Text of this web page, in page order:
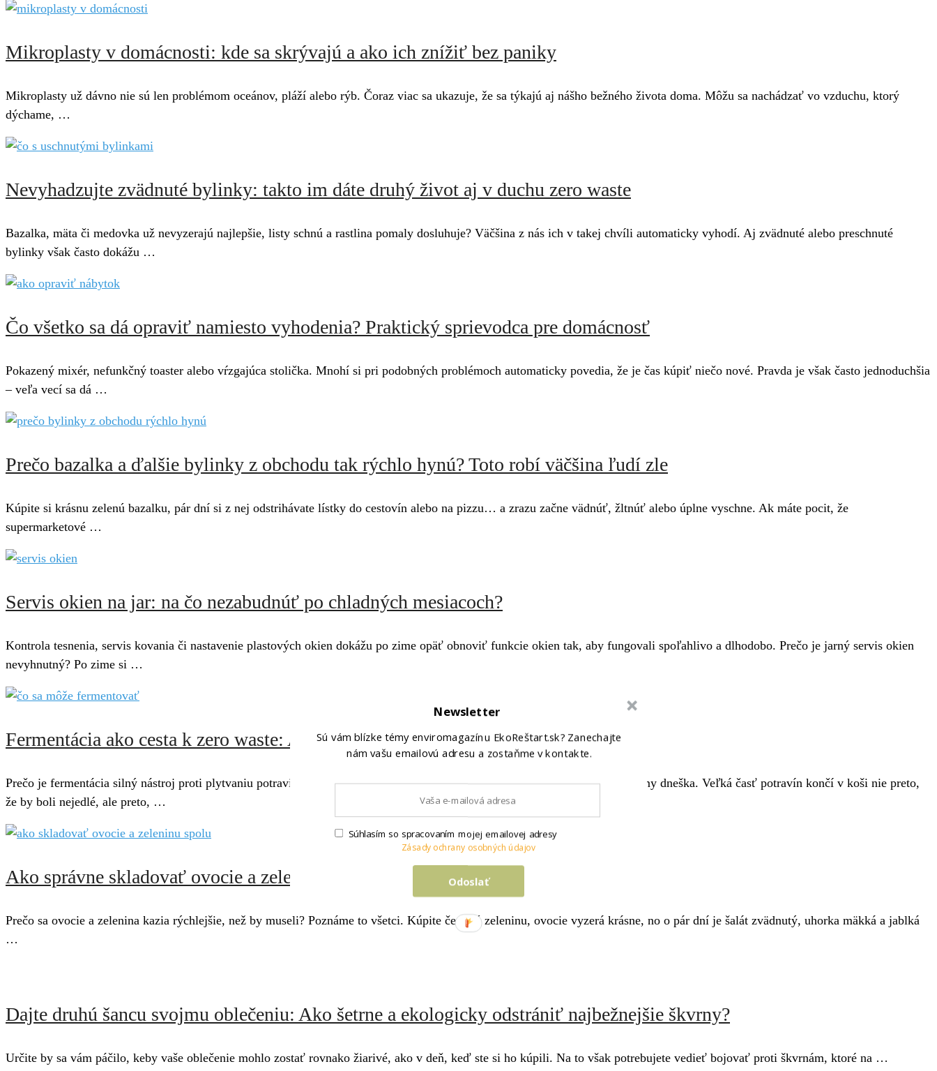
Mikroplasty v domácnosti: kde sa skrývajú a ako ich znížiť bez paniky
Mikroplasty už dávno nie sú len problémom oceánov, pláží alebo rýb. Čoraz viac sa ukazuje, že sa týkajú aj nášho bežného života doma. Môžu sa nachádzať vo vzduchu, ktorý
dýchame, …
Nevyhadzujte zvädnuté bylinky: takto im dáte druhý život aj v duchu zero waste
Bazalka, mäta či medovka už nevyzerajú najlepšie, listy schnú a rastlina pomaly dosluhuje? Väčšina z nás ich v takej chvíli automaticky vyhodí. Aj zvädnuté alebo preschnuté
bylinky však často dokážu …
Čo všetko sa dá opraviť namiesto vyhodenia? Praktický sprievodca pre domácnosť
Pokazený mixér, nefunkčný toaster alebo vŕzgajúca stolička. Mnohí si pri podobných problémoch automaticky povedia, že je čas kúpiť niečo nové. Pravda je však často jednoduchšia
– veľa vecí sa dá …
Prečo bazalka a ďalšie bylinky z obchodu tak rýchlo hynú? Toto robí väčšina ľudí zle
Kúpite si krásnu zelenú bazalku, pár dní si z nej odstrihávate lístky do cestovín alebo na pizzu… a zrazu začne vädnúť, žltnúť alebo úplne vyschne. Ak máte pocit, že
supermarketové …
Servis okien na jar: na čo nezabudnúť po chladných mesiacoch?
Kontrola tesnenia, servis kovania či nastavenie plastových okien dokážu po zime opäť obnoviť funkcie okien tak, aby fungovali spoľahlivo a dlhodobo. Prečo je jarný servis okien
nevyhnutný? Po zime si …
Fermentácia ako cesta k zero waste: Ako zachrániť potraviny pred vyhodením
Prečo je fermentácia silný nástroj proti plytvaniu potravinami Plytvanie jedlom patrí medzi najväčšie environmentálne problémy dneška. Veľká časť potravín končí v koši nie preto,
že by boli nejedlé, ale preto, …
Ako správne skladovať ovocie a zeleninu: Čo patrí spolu a čo sa navzájom kazí
Prečo sa ovocie a zelenina kazia rýchlejšie, než by museli? Poznáme to všetci. Kúpite čerstvú zeleninu, ovocie vyzerá krásne, no o pár dní je šalát zvädnutý, uhorka mäkká a jablká
…
Dajte druhú šancu svojmu oblečeniu: Ako šetrne a ekologicky odstrániť najbežnejšie škvrny?
Určite by sa vám páčilo, keby vaše oblečenie mohlo zostať rovnako žiarivé, ako v deň, keď ste si ho kúpili. Na to však potrebujete vedieť bojovať proti škvrnám, ktoré na …
Newsletter
Sú vám blízke témy enviromagazínu EkoReštart.sk? Zanechajte
nám vašu emailovú adresu a zostaňme v kontakte.
Odoslať
Súhlasím so spracovaním mojej emailovej adresy
Zásady ochrany osobných údajov